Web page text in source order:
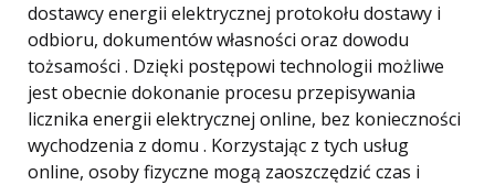
dostawcy energii elektrycznej protokołu dostawy i
odbioru, dokumentów własności oraz dowodu
tożsamości . Dzięki postępowi technologii możliwe
jest obecnie dokonanie procesu przepisywania
licznika energii elektrycznej online, bez konieczności
wychodzenia z domu . Korzystając z tych usług
online, osoby fizyczne mogą zaoszczędzić czas i